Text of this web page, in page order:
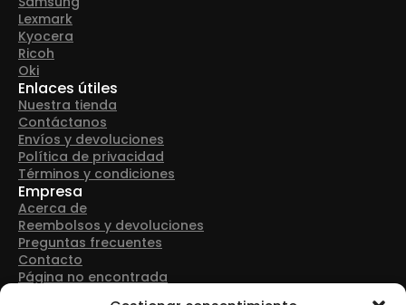
Lexmark
Kyocera
Ricoh
Oki
Enlaces útiles
Nuestra tienda
Contáctanos
Envíos y devoluciones
Política de privacidad
Términos y condiciones
Empresa
Acerca de
Reembolsos y devoluciones
Preguntas frecuentes
Contacto
Página no encontrada